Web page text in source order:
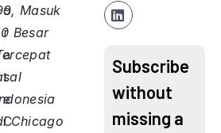
o
r
a
t
e
C
Masuk
Besar
Chicago
Subscribe
without
missing a